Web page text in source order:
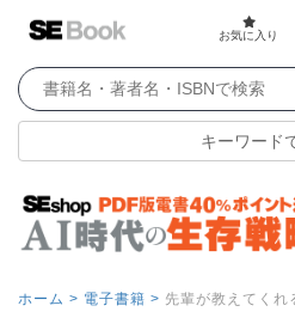
お気に入り
キーワード
ホーム > 電子書籍 > 先輩が教えてくれ